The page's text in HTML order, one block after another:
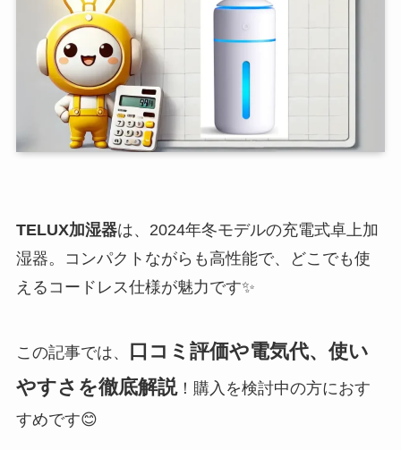
TELUX加湿器は、2024年冬モデルの充電式卓上加
湿器。コンパクトながらも高性能で、どこでも使
えるコードレス仕様が魅力です✨
この記事では、
口コミ評価や電気代、使い
やすさを徹底解説！購入を検討中の方におす
すめです😊